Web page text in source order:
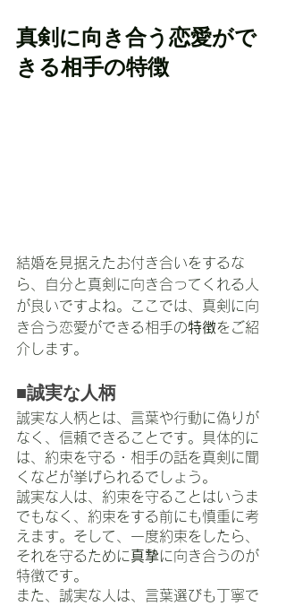
真剣に向き合う恋愛がで
きる相手の特徴
結婚を見据えたお付き合いをするな
ら、自分と真剣に向き合ってくれる人
が良いですよね。ここでは、真剣に向
き合う恋愛ができる相手の特徴をご紹
介します。
■誠実な人柄
誠実な人柄とは、言葉や行動に偽りが
なく、信頼できることです。具体的に
は、約束を守る・相手の話を真剣に聞
くなどが挙げられるでしょう。
誠実な人は、約束を守ることはいうま
でもなく、約束をする前にも慎重に考
えます。そして、一度約束をしたら、
それを守るために 真摯に向き合うのが
特徴です。
また、誠実な人は、言葉選びも丁寧で